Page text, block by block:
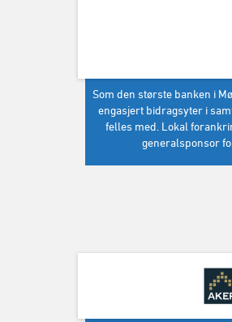
Som den største banken i
engasjert bidragsyter i
felles med. Lokal
generalsponsor